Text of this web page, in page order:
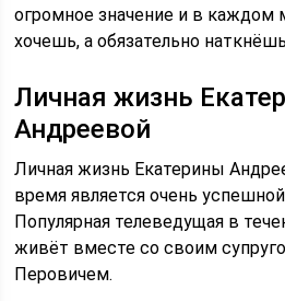
огромное значение и в каждом
хочешь, а обязательно
Личная жизнь
Андреевой
Личная жизнь Екатерины
время является очень
Популярная телеведущая в
живёт вместе со своим
Перовичем.